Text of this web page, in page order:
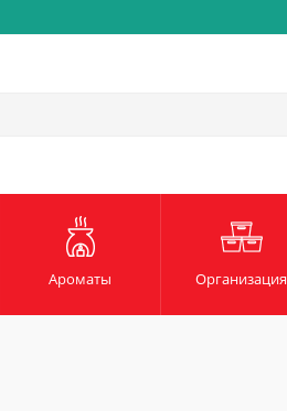
Ароматы Организация